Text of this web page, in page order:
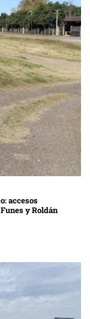
accesos
y Roldán